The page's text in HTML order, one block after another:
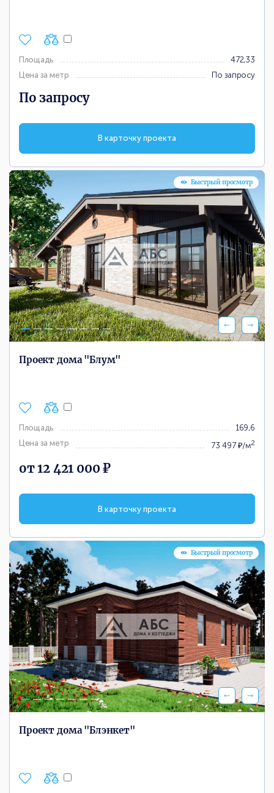
Площадь
472,33
Цена за метр
По запросу
По запросу
В карточку проекта
Проект дома "Блум"
Площадь
169,6
Цена за метр
73 497 ₽/м2
Быстрый просмотр
от 12 421 000 ₽
В карточку проекта
Проект дома "Блэнкет"
Быстрый просмотр